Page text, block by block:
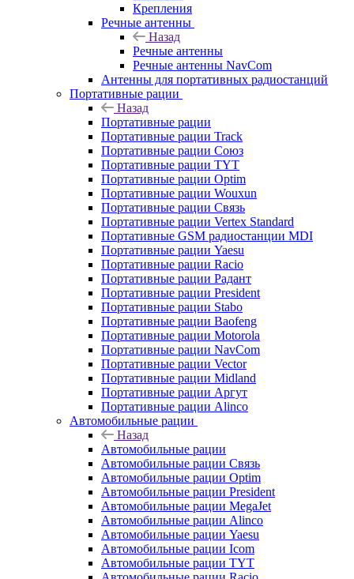
Крепления
Речные антенны
Назад
Речные антенны
Речные антенны NavCom
Антенны для портативных радиостанций
Портативные рации
Назад
Портативные рации
Портативные рации Track
Портативные рации Союз
Портативные рации TYT
Портативные рации Optim
Портативные рации Wouxun
Портативные рации Связь
Портативные рации Vertex Standard
Портативные GSM радиостанции MDI
Портативные рации Yaesu
Портативные рации Racio
Портативные рации Радант
Портативные рации President
Портативные рации Stabo
Портативные рации Baofeng
Портативные рации Motorola
Портативные рации NavCom
Портативные рации Vector
Портативные рации Midland
Портативные рации Аргут
Портативные рации Alinco
Автомобильные рации
Назад
Автомобильные рации
Автомобильные рации Связь
Автомобильные рации Optim
Автомобильные рации President
Автомобильные рации MegaJet
Автомобильные рации Alinco
Автомобильные рации Yaesu
Автомобильные рации Icom
Автомобильные рации TYT